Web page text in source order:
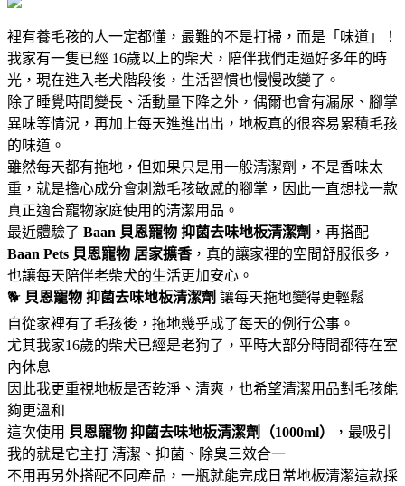
裡有養毛孩的人一定都懂，最難的不是打掃，而是「味道」！
我家有一隻已經 16歲以上的柴犬，陪伴我們走過好多年的時
光，現在進入老犬階段後，生活習慣也慢慢改變了。
除了睡覺時間變長、活動量下降之外，偶爾也會有漏尿、腳掌
異味等情況，再加上每天進進出出，地板真的很容易累積毛孩
的味道。
雖然每天都有拖地，但如果只是用一般清潔劑，不是香味太
重，就是擔心成分會刺激毛孩敏感的腳掌，因此一直想找一款
真正適合寵物家庭使用的清潔用品。
最近體驗了 Baan 貝恩寵物 抑菌去味地板清潔劑 ，再搭配
Baan Pets 貝恩寵物 居家擴香 ，真的讓家裡的空間舒服很多，
也讓每天陪伴老柴犬的生活更加安心。
🐕 貝恩寵物 抑菌去味地板清潔劑 讓每天拖地變得更輕鬆
自從家裡有了毛孩後，拖地幾乎成了每天的例行公事。
尤其我家16歲的柴犬已經是老狗了，平時大部分時間都待在室
內休息
因此我更重視地板是否乾淨、清爽，也希望清潔用品對毛孩能
夠更溫和
這次使用 貝恩寵物 抑菌去味地板清潔劑（1000ml）
，最吸引
我的就是它主打 清潔、抑菌、除臭三效合一
不用再另外搭配不同產品，一瓶就能完成日常地板清潔這款採